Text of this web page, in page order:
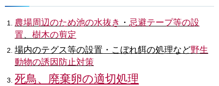
農場周辺のため池の水抜き ・ 忌避テープ等の設
置、 樹木の剪定
場内のテグス等の設置・こぼれ餌の処理など野生
動物の誘因防止対策
死鳥、廃棄卵の適切処理